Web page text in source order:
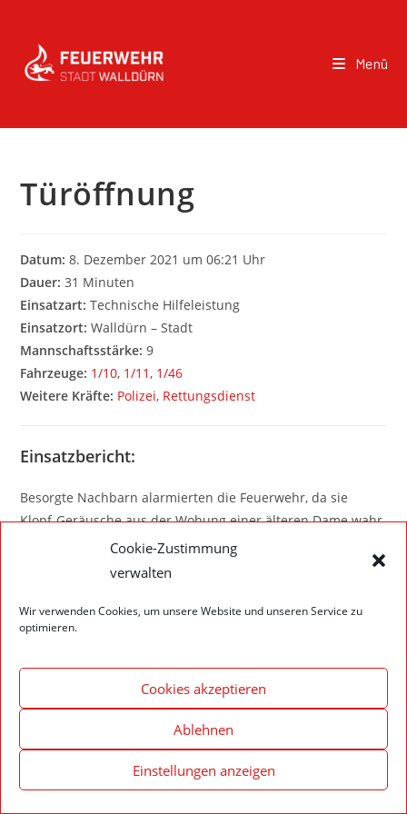
Cookie-Zustimmung
verwalten
Wir verwenden Cookies, um unsere Website und unseren Service zu
optimieren.
Cookies akzeptieren
Ablehnen
Einstellungen anzeigen
Menü
Türöffnung
Datum: 8. Dezember 2021 um 06:21 Uhr
Dauer: 31 Minuten
Einsatzart: Technische Hilfeleistung
Einsatzort: Walldürn – Stadt
Mannschaftsstärke: 9
Fahrzeuge: 1/10, 1/11, 1/46
Weitere Kräfte: Polizei, Rettungsdienst
Einsatzbericht:
Besorgte Nachbarn alarmierten die Feuerwehr, da sie
Klopf-Geräusche aus der Wohung einer älteren Dame wahr
genommen hatte. Nachdem auch auf das Klingen und
Klopfen an der Wohungstüre niemand reagiert, wurde die
allerdings wohl auf.
© 2020 Feuerwehr Walldürn